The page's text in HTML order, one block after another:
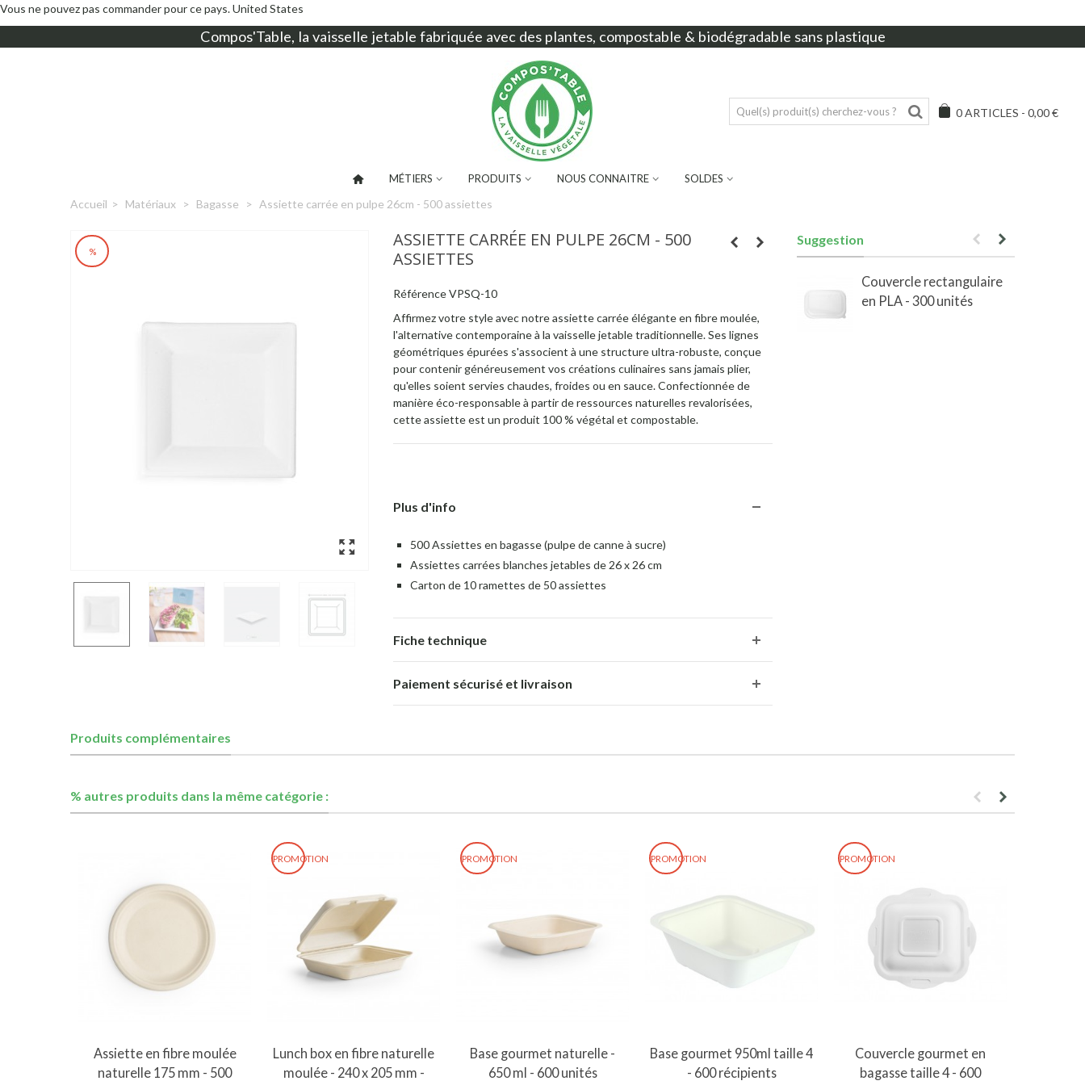
Vous ne pouvez pas commander pour ce pays.United States
Compos'Table, la vaisselle jetable fabriquée avec des plantes, compostable & biodégradable sans plastique
0ARTICLES - 0,00 €
MÉTIERS PRODUITS NOUS CONNAITRE SOLDES
Accueil > Matériaux > Bagasse > Assiette carrée en pulpe 26cm - 500 assiettes
%
ASSIETTE CARRÉE EN PULPE 26CM - 500
ASSIETTES
RéférenceVPSQ-10
Affirmez votre style avec notre assiette carrée élégante en fibre moulée,
l'alternative contemporaine à la vaisselle jetable traditionnelle. Ses lignes
géométriques épurées s'associent à une structure ultra-robuste, conçue
pour contenir généreusement vos créations culinaires sans jamais plier,
qu'elles soient servies chaudes, froides ou en sauce. Confectionnée de
manière éco-responsable à partir de ressources naturelles revalorisées,
cette assiette est un produit 100 % végétal et compostable.
Plus d'info
500 Assiettes en bagasse (pulpe de canne à sucre)
Assiettes carrées blanches jetables de 26 x 26 cm
Carton de 10 ramettes de 50 assiettes
Fiche technique
Paiement sécurisé et livraison
Suggestion
Couvercle rectangulaire
en PLA - 300 unités
Produits complémentaires
% autres produits dans la même catégorie :
Ajouter au panier
Assiette en fibre moulée
naturelle 175 mm - 500
PROMOTION
Ajouter au panier
Lunch box en fibre naturelle
moulée - 240 x 205 mm -
PROMOTION
Ajouter au panier
Base gourmet naturelle -
650 ml - 600 unités
PROMOTION
Ajouter au panier
Base gourmet 950ml taille 4
- 600 récipients
PROMOTION
Ajouter au panier
Couvercle gourmet en
bagasse taille 4 - 600